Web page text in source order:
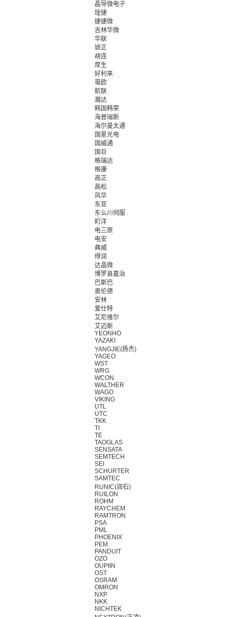
晶导微电子
琻捷
捷捷微
吉林华微
华联
琥正
胡连
厚生
好利来
毫欧
航联
瀚达
韩国韩荣
海普瑞斯
海尔曼太通
国星光电
国威通
国巨
格瑞达
格康
高正
高松
风华
东亚
东么川伺服
町洋
电三原
电安
典威
得润
达晶微
博罗县嘉治
巴斯巴
奥伦德
安林
爱仕特
艾尼维尔
艾迈斯
YEONHO
YAZAKI
YANGJIE(扬杰)
YAGEO
WST
WRG
WCON
WALTHER
WAGO
VIKING
UTL
UTC
TKK
TI
TE
TAOGLAS
SENSATA
SEMTECH
SEI
SCHURTER
SAMTEC
RUNIC(润石)
RUILON
ROHM
RAYCHEM
RAMTRON
PSA
PML
PHOENIX
PEM
PANDUIT
OZO
OUPIIN
OST
OSRAM
OMRON
NXP
NKK
NICHTEK